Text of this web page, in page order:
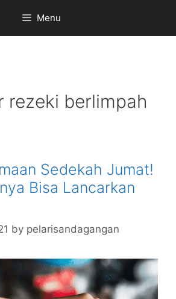
Menu
rezeki berlimpah
Sedekah Jumat!
Bisa Lancarkan
by pelarisandagangan